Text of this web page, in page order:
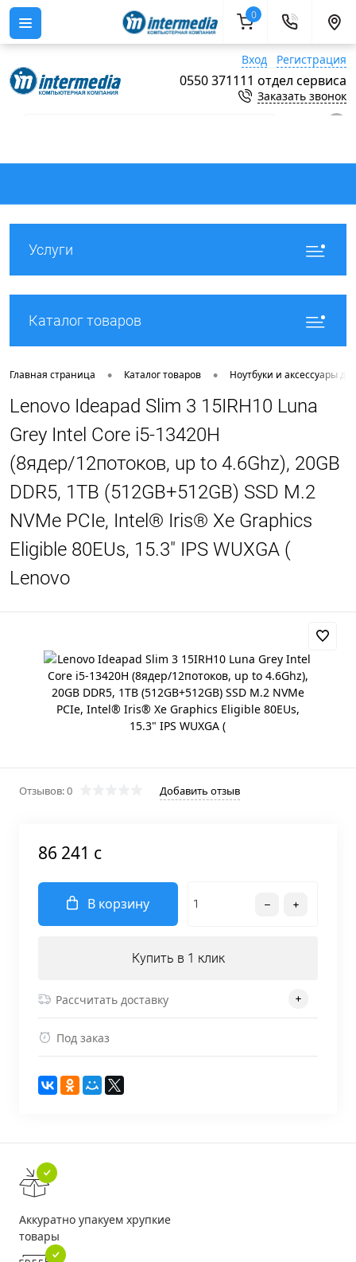
Вход Регистрация
0550 371111 отдел сервиса
Заказать звонок
Услуги
Каталог товаров
Главная страница • Каталог товаров • Ноутбуки и аксессуары
Lenovo Ideapad Slim 3 15IRH10 Luna
Grey Intel Core i5-13420H
(8ядер/12потоков, up to 4.6Ghz), 20GB
DDR5, 1TB (512GB+512GB) SSD M.2
NVMe PCIe, Intel® Iris® Xe Graphics
Eligible 80EUs, 15.3" IPS WUXGA (
Lenovo
Отзывов: 0 Добавить отзыв
86 241 c
В корзину
Купить в 1 клик
Рассчитать доставку
Под заказ
Аккуратно упакуем хрупкие
товары
0